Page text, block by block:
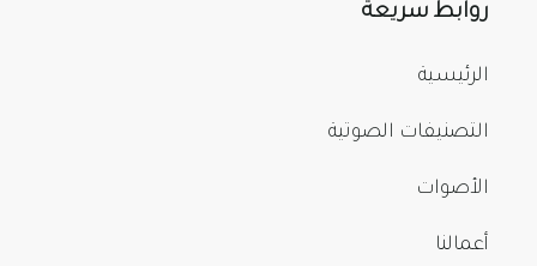
روابط سريعة
الرئيسية
التصنيفات الصوتية
الأصوات
أعمالنا